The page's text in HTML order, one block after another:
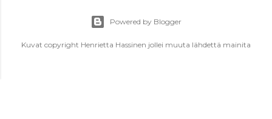
Powered by Blogger
Kuvat copyright Henrietta Hassinen jollei muuta lähdettä mainita